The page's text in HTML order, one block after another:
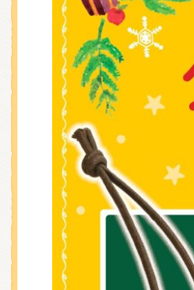
くまのがっこう